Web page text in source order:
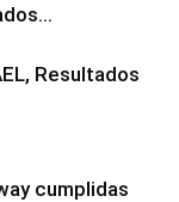
Resultados
cumplidas